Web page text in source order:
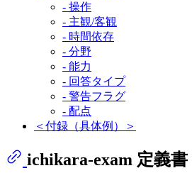
- 操作
- 主観/客観
- 時間依存
- 分野
- 能力
- 回答タイプ
- 警告フラグ
- 配点
＜付録（具体例）＞
ichikara-exam 定義書